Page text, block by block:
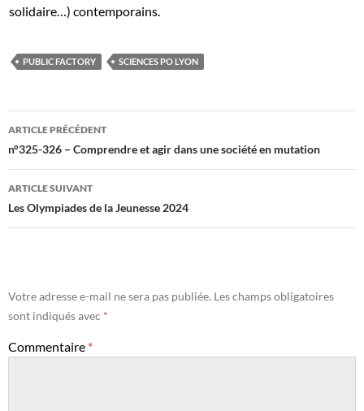
solidaire…) contemporains.
PUBLIC FACTORY SCIENCES PO LYON
Navigation
des
articles
ARTICLE PRÉCÉDENT
n°325-326 – Comprendre et agir dans une société en mutation
ARTICLE SUIVANT
Les Olympiades de la Jeunesse 2024
Votre adresse e-mail ne sera pas publiée. Les champs obligatoires
sont indiqués avec *
Commentaire *